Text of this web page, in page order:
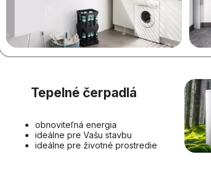
Tepelné čerpadlá
obnoviteľná energia
ideálne pre Vašu stavbu
ideálne pre životné prostredie